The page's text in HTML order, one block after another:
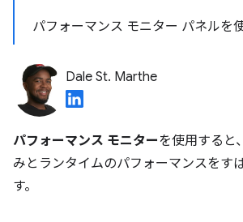
パフォーマンス モニター パネルを
Dale St. Marthe
パフォーマンス モニターを使用すると
みとランタイムのパフォーマンスをす
す。